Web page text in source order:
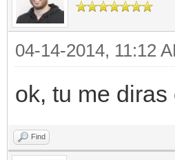
04-14-2014, 11:12
ok, tu me
Find